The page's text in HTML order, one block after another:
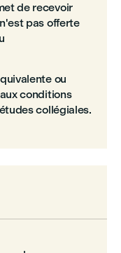
de recevoir
pas offerte
ou
conditions
collégiales.